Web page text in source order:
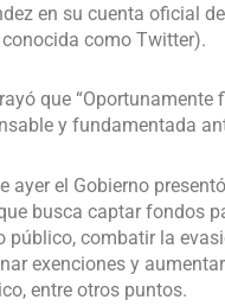
en su cuenta oficial
como Twitter).
que “Oportunamente
y fundamentada
ayer el Gobierno
busca captar fondos
público, combatir la
exenciones y
entre otros puntos.